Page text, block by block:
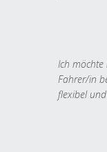
Ich möchte
Fahrer/in
flexibel